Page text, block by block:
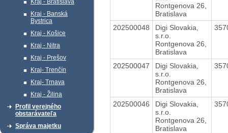
Kraj - Bratislava
Kraj - Banská
Bystrica
Kraj - Košice
Kraj - Nitra
Kraj - Prešov
Kraj- Trenčín
Kraj- Trnava
Kraj - Žilina
Profil verejného
obstarávateľa
Správa majetku
Rontgenova 26,
Bratislava
202500048
Digi Slovakia,
s.r.o.
Rontgenova 26,
Bratislava
202500047
Digi Slovakia,
s.r.o.
Rontgenova 26,
Bratislava
202500046
Digi Slovakia,
s.r.o.
Rontgenova 26,
Bratislava